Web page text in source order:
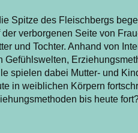
Spitze des Fleischbergs
der verborgenen Seite von
und Tochter. Anhand von
Gefühlswelten,
spielen dabei Mutter- und
in weiblichen Körpern
bis heute